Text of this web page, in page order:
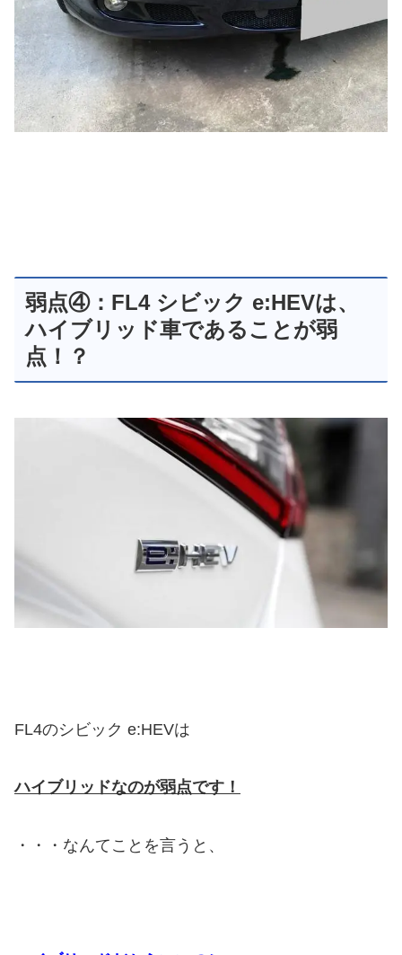
弱点④：FL4 シビック e:HEVは、
ハイブリッド車であることが弱
点！？
FL4のシビック e:HEVは
ハイブリッドなのが弱点です！
・・・なんてことを言うと、